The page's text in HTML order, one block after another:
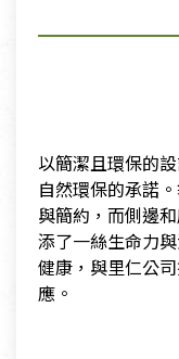
以簡潔且環保的
自然環保的承諾
與簡約，而側邊
添了一絲生命力
健康，與里仁公
應。